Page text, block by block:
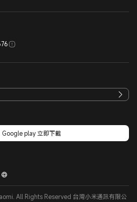
Google play 立即下載
All Rights Reserved 台灣小米通訊有限公